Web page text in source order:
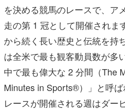
を決める競馬のレースで、ア
走の第 1 冠として開催されま
から続く長い歴史と伝統を持
は全米で最も観客動員数が多
中で最も偉大な 2 分間（The
Minutes in Sports®）」と呼
レースが開催される週はダー